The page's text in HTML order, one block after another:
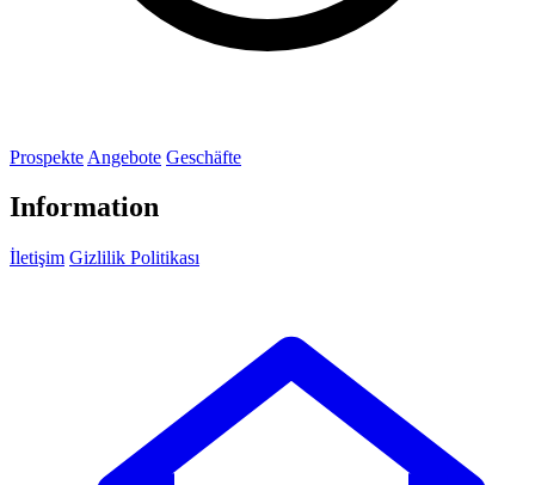
Prospekte Angebote Geschäfte
Information
İletişim Gizlilik Politikası